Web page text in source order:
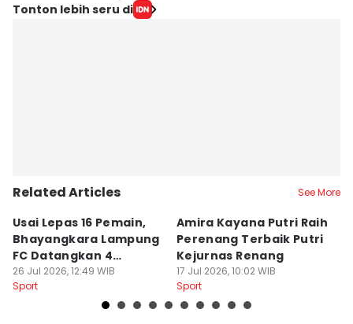
Tonton lebih seru di
Related Articles See More
Usai Lepas 16 Pemain,
Bhayangkara Lampung
FC Datangkan 4
Rekrutan
26 Jul 2026, 12:49 WIB
Sport
Amira Kayana Putri Raih
Perenang Terbaik Putri
Kejurnas Renang
17 Jul 2026, 10:02 WIB
Sport